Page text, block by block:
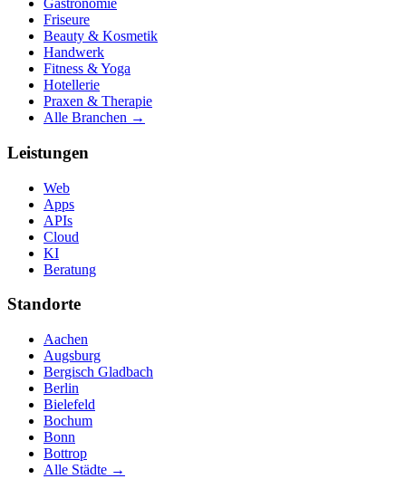
Gastronomie
Friseure
Beauty & Kosmetik
Handwerk
Fitness & Yoga
Hotellerie
Praxen & Therapie
Alle Branchen →
Leistungen
Web
Apps
APIs
Cloud
KI
Beratung
Standorte
Aachen
Augsburg
Bergisch Gladbach
Berlin
Bielefeld
Bochum
Bonn
Bottrop
Alle Städte →